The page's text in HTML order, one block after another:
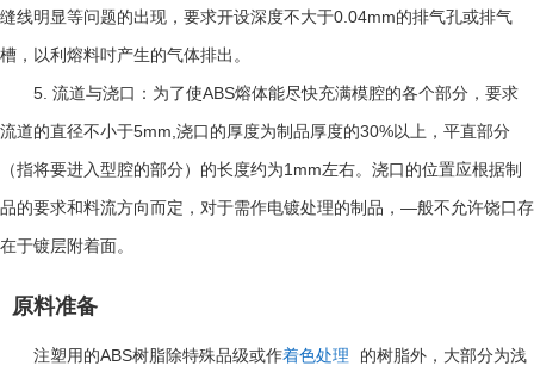
缝线明显等问题的出现，要求开设深度不大于0.04mm的排气孔或排气
槽，以利熔料吋产生的气体排出。
5. 流道与浇口：为了使ABS熔体能尽快充满模腔的各个部分，要求
流道的直径不小于5mm, 浇口的厚度为制品厚度的30%以上，平直部分
（指将要进入型腔的部分）的长度约为1mm左右。浇口的位置应根据制
品的要求和料流方向而定，对于需作电镀处理的制品， —般不允许饶口存
在于镀层附着面。
原料准备
注塑用的ABS树脂除特殊品级或作着色处理 的树脂外，大部分为浅